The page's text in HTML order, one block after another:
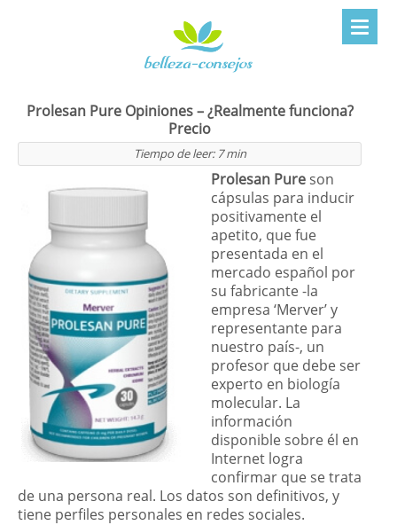
Prolesan Pure Opiniones – ¿Realmente funciona?
Precio
Tiempo de leer: 7 min
Prolesan Pure son
cápsulas para inducir
positivamente el
apetito, que fue
presentada en el
mercado español por
su fabricante -la
empresa ‘Merver’ y
representante para
nuestro país-, un
profesor que debe ser
experto en biología
molecular. La
información
disponible sobre él en
Internet logra
confirmar que se trata
de una persona real. Los datos son definitivos, y
tiene perfiles personales en redes sociales.